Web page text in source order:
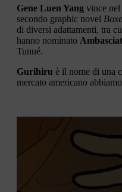
Gene Luen Yang vince
secondo graphic novel
di diversi adattamenti, tra
hanno nominato
Tunué.
Gurihiru è il nome di una
mercato americano abbiamo